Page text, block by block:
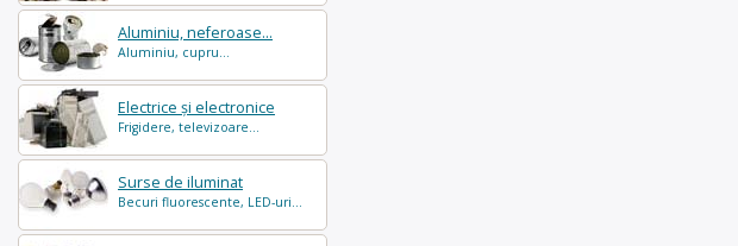
Aluminiu, neferoase...
Aluminiu, cupru...
Electrice și electronice
Frigidere, televizoare...
Surse de iluminat
Becuri fluorescente, LED-uri...